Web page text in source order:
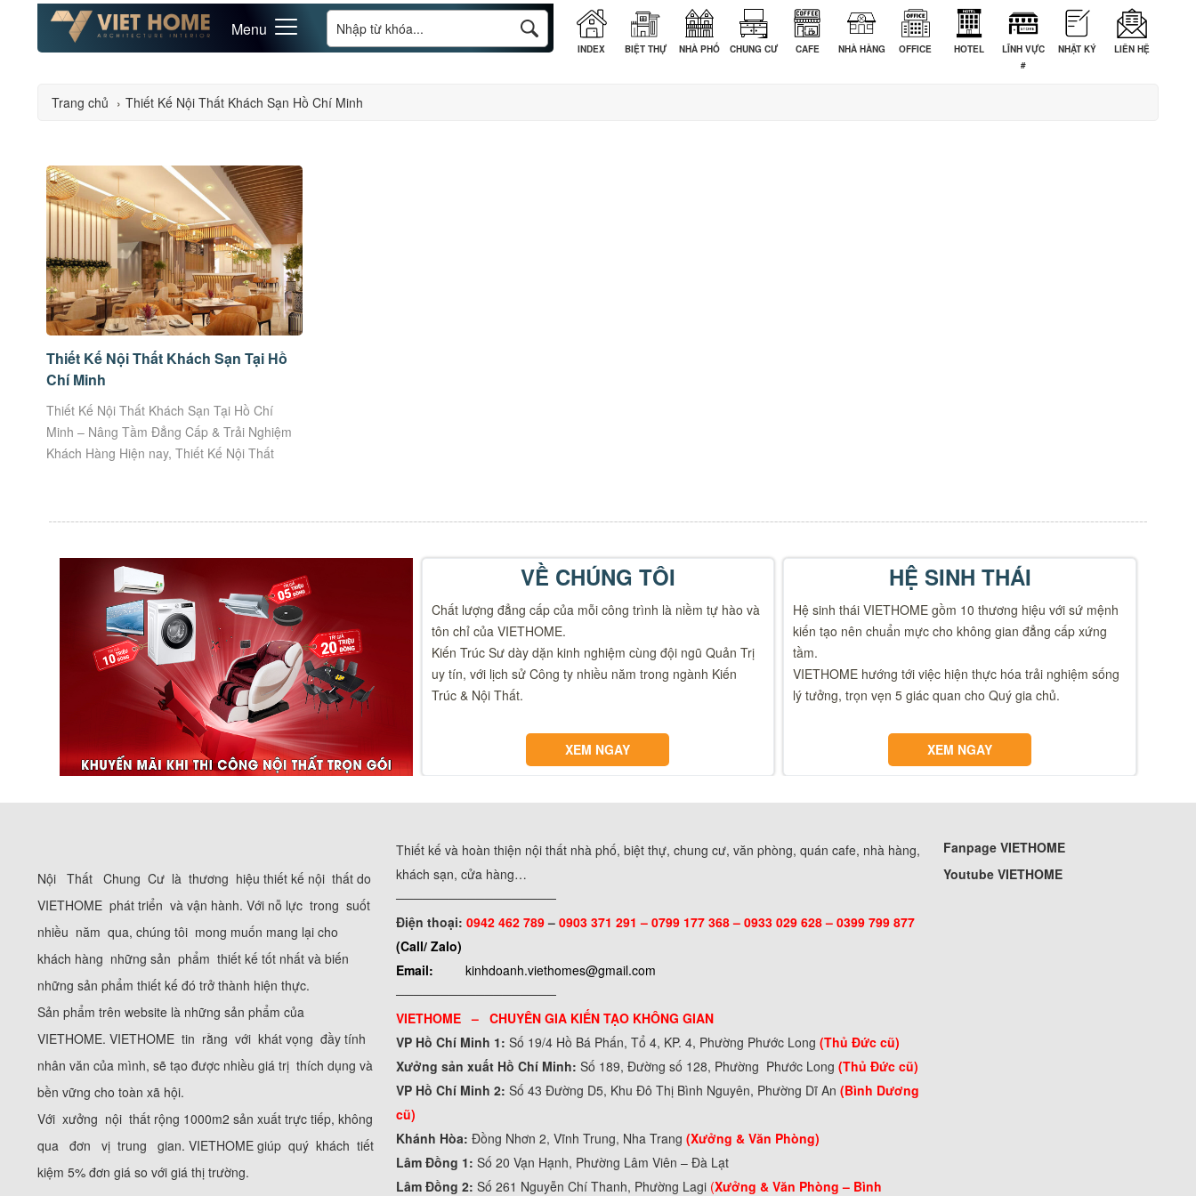
Menu
INDEX BIỆT THỰ NHÀ PHỐ CHUNG CƯ CAFE NHÀ HÀNG OFFICE HOTEL
LĨNH VỰC
#
NHẬT KÝ LIÊN HỆ
Trang chủ › Thiết Kế Nội Thất Khách Sạn Hồ Chí Minh
Thiết Kế Nội Thất Khách Sạn Tại Hồ
Chí Minh
Thiết Kế Nội Thất Khách Sạn Tại Hồ Chí
Minh – Nâng Tầm Đẳng Cấp & Trải Nghiệm
Khách Hàng Hiện nay, Thiết Kế Nội Thất
VỀ CHÚNG TÔI
Chất lượng đẳng cấp của mỗi công trình là niềm tự hào và
tôn chỉ của VIETHOME.
Kiến Trúc Sư dày dặn kinh nghiệm cùng đội ngũ Quản Trị
uy tín, với lịch sử Công ty nhiều năm trong ngành Kiến
Trúc & Nội Thất.
XEM NGAY
HỆ SINH THÁI
Hệ sinh thái VIETHOME gồm 10 thương hiệu với sứ mệnh
kiến tạo nên chuẩn mực cho không gian đẳng cấp xứng
tầm.
VIETHOME hướng tới việc hiện thực hóa trải nghiệm sống
lý tưởng, trọn vẹn 5 giác quan cho Quý gia chủ.
XEM NGAY
Nội Thất Chung Cư là thương hiệu thiết kế nội thất do
VIETHOME phát triển và vận hành. Với nỗ lực trong suốt
nhiều năm qua, chúng tôi mong muốn mang lại cho
khách hàng những sản phẩm thiết kế tốt nhất và biến
những sản phẩm thiết kế đó trở thành hiện thực.
Sản phẩm trên website là những sản phẩm của
VIETHOME. VIETHOME tin rằng với khát vọng đầy tính
nhân văn của mình, sẽ tạo được nhiều giá trị thích dụng và
bền vững cho toàn xã hội.
Với xưởng nội thất rộng 1000m2 sản xuất trực tiếp, không
qua đơn vị trung gian. VIETHOME giúp quý khách tiết
kiệm 5% đơn giá so với giá thị trường.
Thiết kế và hoàn thiện nội thất nhà phố, biệt thự, chung cư, văn phòng, quán cafe, nhà hàng,
khách sạn, cửa hàng…
──────────────────
Điện thoại:0942 462 789–0903 371 291 –0799 177 368 – 0933 029 628 – 0399 799 877
(Call/ Zalo)
Email:
kinhdoanh.viethomes@gmail.com
──────────────────
VIETHOME – CHUYÊN GIA KIẾN TẠO KHÔNG GIAN
VP Hồ Chí Minh 1: Số 19/4 Hồ Bá Phấn, Tổ 4, KP. 4, Phường Phước Long(Thủ Đức cũ)
Xưởng sản xuất Hồ Chí Minh: Số 189, Đường số 128, Phường Phước Long(Thủ Đức cũ)
VP Hồ Chí Minh 2: Số 43 Đường D5, Khu Đô Thị Bình Nguyên, Phường Dĩ An (Bình Dương
cũ)
Khánh Hòa:Đồng Nhơn 2, Vĩnh Trung, Nha Trang (Xưởng & Văn Phòng)
Lâm Đồng 1:Số 20 Vạn Hạnh, Phường Lâm Viên – Đà Lạt
Lâm Đồng 2:Số 261 Nguyễn Chí Thanh, Phường Lagi (Xưởng & Văn Phòng – Bình
Fanpage VIETHOME
Youtube VIETHOME